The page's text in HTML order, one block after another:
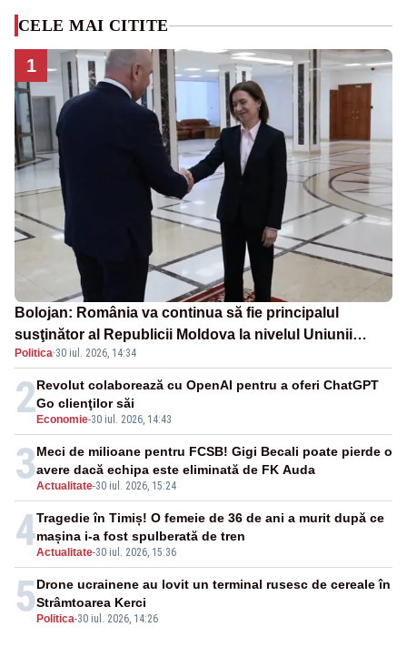
CELE MAI CITITE
1
Bolojan: România va continua să fie principalul
susţinător al Republicii Moldova la nivelul Uniunii
Europene
Politica·30 iul. 2026, 14:34
2Economie-30 iul. 2026, 14:43
Revolut colaborează cu OpenAI pentru a oferi ChatGPT
Go clienţilor săi
3Actualitate-30 iul. 2026, 15:24
Meci de milioane pentru FCSB! Gigi Becali poate pierde o
avere dacă echipa este eliminată de FK Auda
4Actualitate-30 iul. 2026, 15:36
Tragedie în Timiș! O femeie de 36 de ani a murit după ce
mașina i-a fost spulberată de tren
5Politica-30 iul. 2026, 14:26
Drone ucrainene au lovit un terminal rusesc de cereale în
Strâmtoarea Kerci